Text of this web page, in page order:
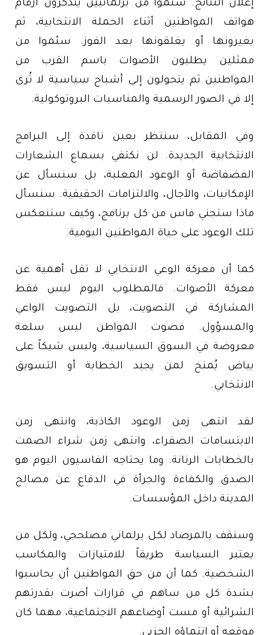
إعلان النتائج. سئموا من برلمانيين يتذكرون أرقام
هواتف المواطنين أثناء الحملة الانتخابية، ثم
يغيرونها أو يغلقونها بعد الفوز. سئموا من
ممثلين يطلبون الأصوات باسم القرب من
المواطنين ثم يتحولون إلى أشباح سياسية لا تُرى
إلا في الصور الرسمية والمناسبات البروتوكولية.
وفي المقابل، سننظر بعين ناقدة إلى البرامج
الانتخابية الجديدة. لن نكتفي بسماع الشعارات
الفضفاضة أو الوعود المعلبة، بل سنسأل عن
الإمكانيات، والآجال، والالتزامات الحقيقية. سنسأل
ماذا ستجني فاس من كل برنامج، وكيف ستنعكس
تلك الوعود على حياة المواطنين اليومية.
كما أن معركة الوعي الانتخابي لا تقل أهمية عن
معركة الأصوات. فالمطلوب اليوم ليس فقط
المشاركة في التصويت، بل التصويت الواعي
والمسؤول. فصوت المواطن ليس سلعة
معروضة في السوق السياسية، وليس شيكاً على
بياض يُمنح لمن يجيد الخطابة أو التسويق
الانتخابي.
لقد انتهى زمن الوعود الكاذبة، وانتهى زمن
الابتسامات الصفراء، وانتهى زمن شراء الصمت
بالخطابات الرنانة. وما يحتاجه الفاسيون اليوم هو
الصدق والكفاءة والجرأة في الدفاع عن مصالح
المدينة داخل المؤسسات.
وسنقف بالمرصاد لكل برلماني مصلحجي، ولكل من
يعتبر السياسة طريقاً للامتيازات والمكاسب
الشخصية. كما أن من حق المواطنين أن يحاسبوا
بشدة كل من ساهم في قرارات أضرت بقدرتهم
الشرائية أو مست أوضاعهم الاجتماعية، مهما كان